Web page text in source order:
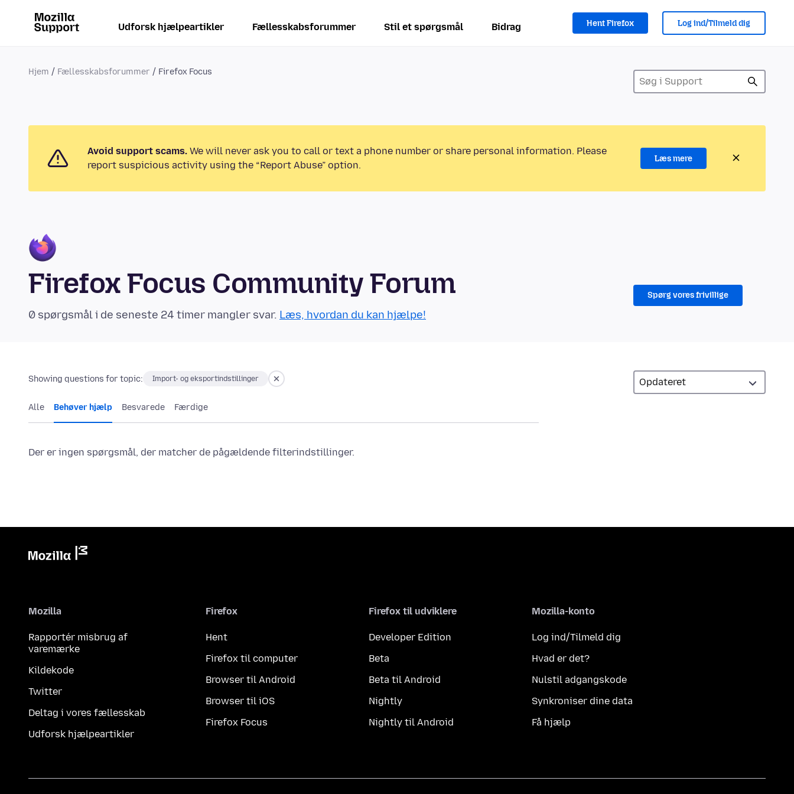
Udforsk hjælpeartikler Fællesskabsforummer Stil et spørgsmål Bidrag Hent Firefox Log ind/Tilmeld dig
Hjem Fællesskabsforummer Firefox Focus
Avoid support scams. We will never ask you to call or text a phone number or share personal information. Please
report suspicious activity using the “Report Abuse” option.
Læs mere
Firefox Focus Community Forum
0 spørgsmål i de seneste 24 timer mangler svar. Læs, hvordan du kan hjælpe!
Spørg vores frivillige
Showing questions for topic: Import- og eksportindstillinger
Alle Behøver hjælp Besvarede Færdige
Der er ingen spørgsmål, der matcher de pågældende filterindstillinger.
Mozilla
Rapportér misbrug af
varemærke
Kildekode
Twitter
Deltag i vores fællesskab
Udforsk hjælpeartikler
Firefox
Hent
Firefox til computer
Browser til Android
Browser til iOS
Firefox Focus
Firefox til udviklere
Developer Edition
Beta
Beta til Android
Nightly
Nightly til Android
Mozilla-konto
Log ind/Tilmeld dig
Hvad er det?
Nulstil adgangskode
Synkroniser dine data
Få hjælp